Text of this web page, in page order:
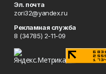
Эл. почта
zori32@yandex.ru
Рекламная служба
8 (34785) 2-11-09